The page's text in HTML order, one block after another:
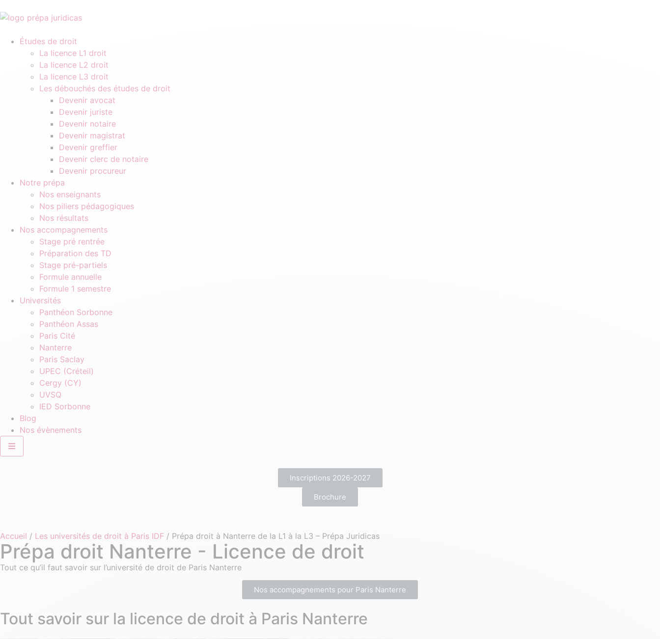
Études de droit
La licence L1 droit
La licence L2 droit
La licence L3 droit
Les débouchés des études de droit
Devenir avocat
Devenir juriste
Devenir notaire
Devenir magistrat
Devenir greffier
Devenir clerc de notaire
Devenir procureur
Notre prépa
Nos enseignants
Nos piliers pédagogiques
Nos résultats
Nos accompagnements
Stage pré rentrée
Préparation des TD
Stage pré-partiels
Formule annuelle
Formule 1 semestre
Universités
Panthéon Sorbonne
Panthéon Assas
Paris Cité
Nanterre
Paris Saclay
UPEC (Créteil)
Cergy (CY)
UVSQ
IED Sorbonne
Blog
Nos évènements
Inscriptions 2026-2027
Brochure
Accueil / Les universités de droit à Paris IDF / Prépa droit à Nanterre de la L1 à la L3 – Prépa Juridicas
Prépa droit Nanterre - Licence de droit
Tout ce qu’il faut savoir sur l’université de droit de Paris Nanterre
Nos accompagnements pour Paris Nanterre
Tout savoir sur la licence de droit à Paris Nanterre